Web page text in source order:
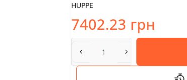
HUPPE
7402.23 грн